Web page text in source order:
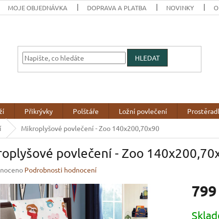
MOJE OBJEDNÁVKA DOPRAVA A PLATBA NOVINKY O
HLEDAT
Přikrývky Polštáře Ložní povlečení
Mikroplyšové povlečení - Zoo 140x200,70x90
povlečení - Zoo
Podrobnosti hodnocení
cena: